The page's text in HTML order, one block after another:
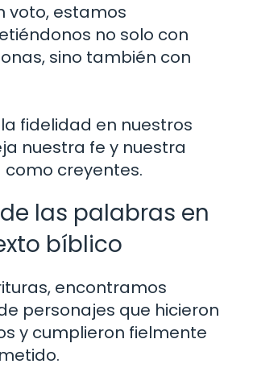
voto, estamos
no solo con
sino también con
fidelidad en nuestros
nuestra fe y nuestra
creyentes.
las palabras en
bíblico
encontramos
personajes que hicieron
y cumplieron fielmente